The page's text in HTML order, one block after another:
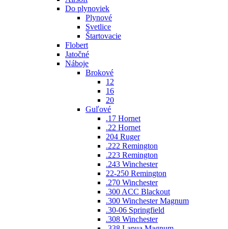
Do plynoviek
Plynové
Svetlice
Štartovacie
Flobert
Jatočné
Náboje
Brokové
12
16
20
Guľové
.17 Hornet
.22 Hornet
204 Ruger
.222 Remington
.223 Remington
.243 Winchester
22-250 Remington
.270 Winchester
.300 ACC Blackout
.300 Winchester Magnum
.30-06 Springfield
.308 Winchester